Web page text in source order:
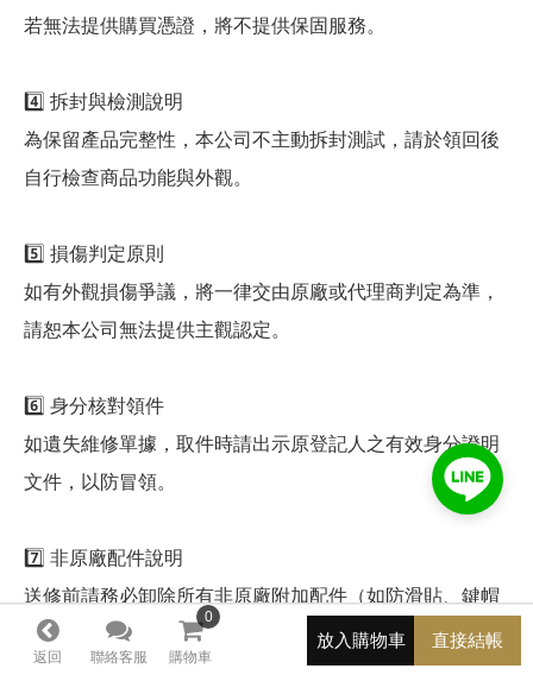
返回 聯絡客服
0
購物車
直接結帳
放入購物車
若無法提供購買憑證，將不提供保固服務。
4️⃣ 拆封與檢測說明
為保留產品完整性，本公司不主動拆封測試，請於領回後
自行檢查商品功能與外觀。
5️⃣ 損傷判定原則
如有外觀損傷爭議，將一律交由原廠或代理商判定為準，
請恕本公司無法提供主觀認定。
6️⃣ 身分核對領件
如遺失維修單據，取件時請出示原登記人之有效身分證明
文件，以防冒領。
7️⃣ 非原廠配件說明
送修前請務必卸除所有非原廠附加配件（如防滑貼、鍵帽
等）。本公司不保證此類配件之保存或補償。如更換新品
0